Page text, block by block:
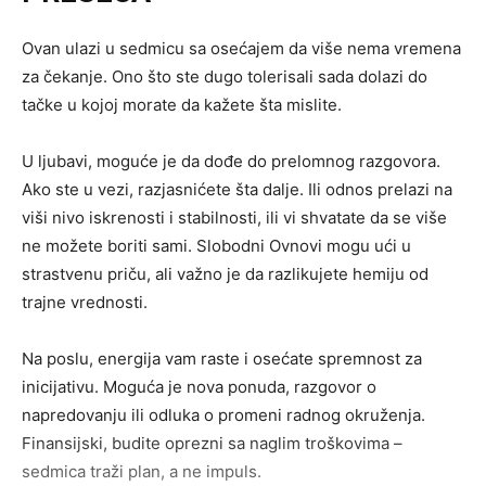
Ovan ulazi u sedmicu sa osećajem da više nema vremena
za čekanje. Ono što ste dugo tolerisali sada dolazi do
tačke u kojoj morate da kažete šta mislite.
U ljubavi, moguće je da dođe do prelomnog razgovora.
Ako ste u vezi, razjasnićete šta dalje. Ili odnos prelazi na
viši nivo iskrenosti i stabilnosti, ili vi shvatate da se više
ne možete boriti sami. Slobodni Ovnovi mogu ući u
strastvenu priču, ali važno je da razlikujete hemiju od
trajne vrednosti.
Na poslu, energija vam raste i osećate spremnost za
inicijativu. Moguća je nova ponuda, razgovor o
napredovanju ili odluka o promeni radnog okruženja.
Finansijski, budite oprezni sa naglim troškovima –
sedmica traži plan, a ne impuls.